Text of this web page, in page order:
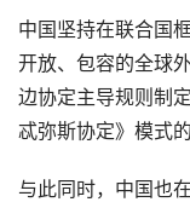
中国坚持在联合国
开放、包容的全球
边协定主导规则制
忒弥斯协定》模式
与此同时，中国也